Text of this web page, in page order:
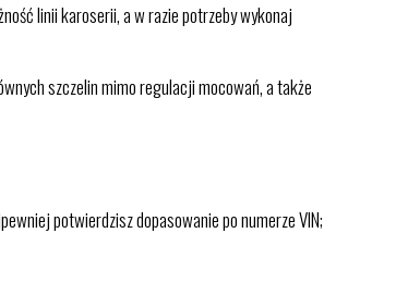
linii karoserii, a w razie potrzeby wykonaj
szczelin mimo regulacji mocowań, a także
potwierdzisz dopasowanie po numerze VIN;